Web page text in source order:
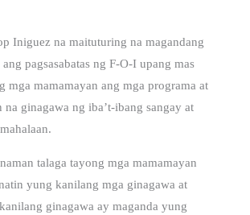
Iniguez na maituturing na magandang
pagsasabatas ng F-O-I upang mas
mga mamamayan ang mga programa at
na ginagawa ng iba’t-ibang sangay at
talaga tayong mga mamamayan
yung kanilang mga ginagawa at
ginagawa ay maganda yung